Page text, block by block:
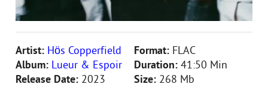
Artist: Hös Copperfield
Album: Lueur & Espoir
Release Date: 2023
Format: FLAC
Duration: 41:50 Min
Size: 268 Mb